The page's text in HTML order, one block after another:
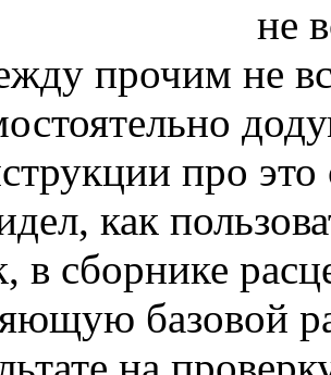
не
прочим не
про это
как
в сборнике
базовой